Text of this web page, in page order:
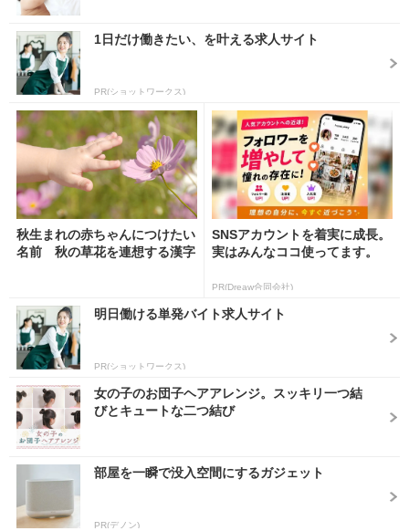
1日だけ働きたい、を叶える求人サイト
PR(ショットワークス)
秋生まれの赤ちゃんにつけたい
名前 秋の草花を連想する漢字
SNSアカウントを着実に成長。
実はみんなココ使ってます。
PR(Dreaw合同会社)
明日働ける単発バイト求人サイト
PR(ショットワークス)
女の子のお団子ヘアアレンジ。スッキリ一つ結
びとキュートな二つ結び
部屋を一瞬で没入空間にするガジェット
PR(デノン)